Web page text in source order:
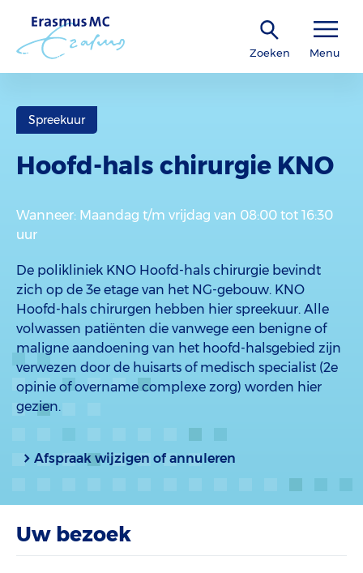
Zoeken Menu
Spreekuur
Hoofd-hals chirurgie KNO
Wanneer: Maandag t/m vrijdag van 08:00 tot 16:30
uur
De polikliniek KNO Hoofd-hals chirurgie bevindt
zich op de 3e etage van het NG-gebouw. KNO
Hoofd-hals chirurgen hebben hier spreekuur. Alle
volwassen patiënten die vanwege een benigne of
maligne aandoening van het hoofd-halsgebied zijn
verwezen door de huisarts of medisch specialist (2e
opinie of overname complexe zorg) worden hier
gezien.
Afspraak wijzigen of annuleren
Uw bezoek